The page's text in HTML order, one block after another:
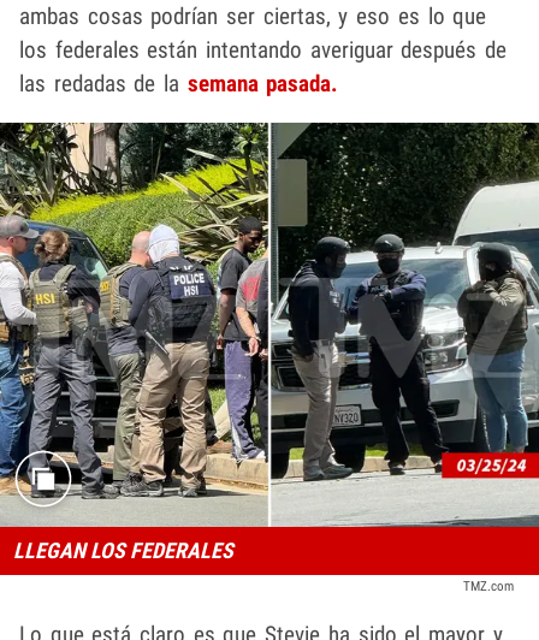
ambas cosas podrían ser ciertas, y eso es lo que
los federales están intentando averiguar después de
las redadas de la semana pasada.
LLEGAN LOS FEDERALES
TMZ.com